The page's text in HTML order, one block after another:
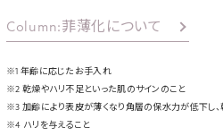
Column:菲薄化について
※1 年齢に応じたお手入れ
※2 乾燥やハリ不足といった肌のサインのこと
※3 加齢により表皮が薄くなり角層の保水力が低下し
※4 ハリを与えること